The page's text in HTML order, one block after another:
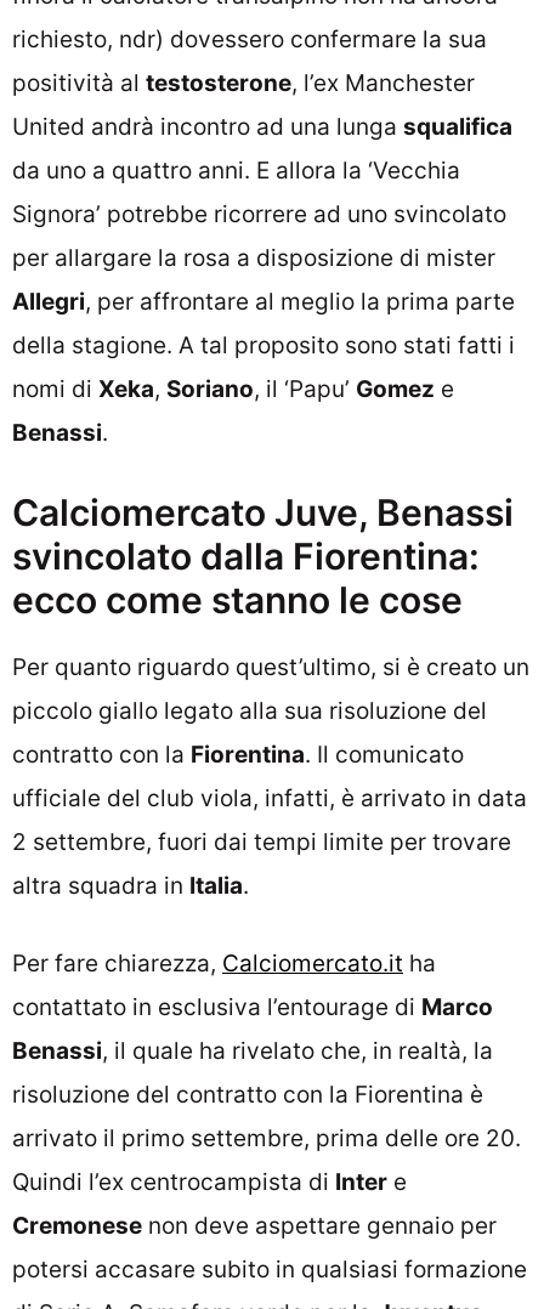
richiesto, ndr) dovessero confermare la sua
positività al testosterone, l’ex Manchester
United andrà incontro ad una lunga squalifica
da uno a quattro anni. E allora la ‘Vecchia
Signora’ potrebbe ricorrere ad uno svincolato
per allargare la rosa a disposizione di mister
Allegri, per affrontare al meglio la prima parte
della stagione. A tal proposito sono stati fatti i
nomi di Xeka, Soriano, il ‘Papu’ Gomez e
Benassi.
Calciomercato Juve, Benassi
svincolato dalla Fiorentina:
ecco come stanno le cose
Per quanto riguardo quest’ultimo, si è creato un
piccolo giallo legato alla sua risoluzione del
contratto con la Fiorentina. Il comunicato
ufficiale del club viola, infatti, è arrivato in data
2 settembre, fuori dai tempi limite per trovare
altra squadra in Italia.
Per fare chiarezza, Calciomercato.it ha
contattato in esclusiva l’entourage di Marco
Benassi, il quale ha rivelato che, in realtà, la
risoluzione del contratto con la Fiorentina è
arrivato il primo settembre, prima delle ore 20.
Quindi l’ex centrocampista di Inter e
Cremonese non deve aspettare gennaio per
potersi accasare subito in qualsiasi formazione